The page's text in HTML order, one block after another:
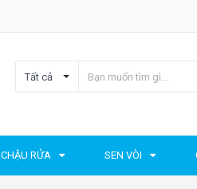
Tất cả
CHẬU RỬA SEN VÒI